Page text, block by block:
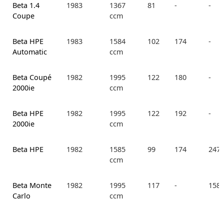
Beta 1.4
Coupe
1983
1367
ccm
81 - -
Beta HPE
Automatic
1983
1584
ccm
102 174 -
Beta Coupé
2000ie
1982
1995
ccm
122 180 -
Beta HPE
2000ie
1982
1995
ccm
122 192 -
Beta HPE 1982
1585
ccm
99 174
Beta Monte
Carlo
1982
1995
ccm
117 -